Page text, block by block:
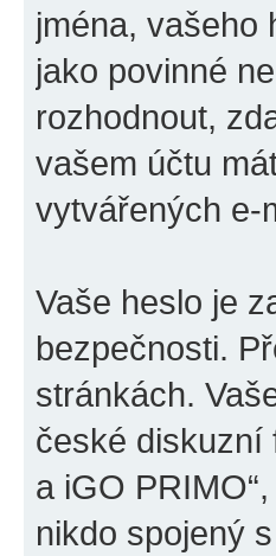
jména, vašeho
jako povinné
rozhodnout,
vašem účtu
vytvářených e-
Vaše heslo je
bezpečnosti.
stránkách.
české diskuzní
a iGO
nikdo spojený